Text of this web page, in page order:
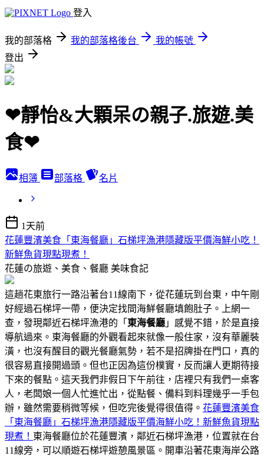
登入
我的部落格 我的部落格後台
我的帳號
登出
❤靜怡&大顆呆の親子.旅遊.美
食❤
相簿 部落格 名片
1天前
花蓮豐濱美食「東海餐廳」石梯坪漁港隱藏版平價海鮮小吃！
新鮮魚貨現點現煮！
花蓮の旅遊、美食、餐廳 美味食記
這趟花東旅行一路沿著台11線南下，從花蓮玩到台東，中午剛
好經過石梯坪一帶，便決定找間海鮮餐廳填飽肚子。上網一
查，發現鄰近石梯坪漁港的「 東海餐廳 」感覺不錯，於是直接
導航過來。東海餐廳的外觀看起來就像一般住家，沒有華麗裝
潢，也沒有醒目的觀光餐廳氣勢，若不是招牌掛在門口，真的
很容易直接開過頭。但也正因為這份樸實，反而讓人更期待接
下來的餐點。這天我們非假日下午前往，店裡只有我們一桌客
人，老闆娘一個人忙進忙出，從點餐、備料到料理幾乎一手包
辦，雖然需要稍微等候，但吃完後覺得很值得。 花蓮豐濱美食
「東海餐廳」石梯坪漁港隱藏版平價海鮮小吃！新鮮魚貨現點
現煮！ 東海餐廳位於花蓮豐濱，鄰近石梯坪漁港，位置就在台
11線旁，可以順遊石梯坪遊憩風景區。開車沿著花東海岸公路